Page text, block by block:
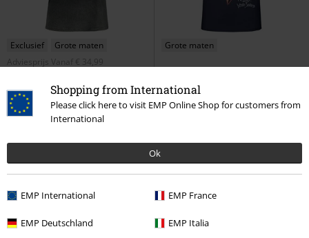
Shopping from International
Please click here to visit EMP Online Shop for customers from
International
Ok
EMP International EMP France
EMP Deutschland EMP Italia
Exclusief
Grote maten
Adviesprijs
Vanaf € 34,99
Overlay Linkin Park T-shirt
Grote maten
MCATIS Album
Pumpkins
T-shirt